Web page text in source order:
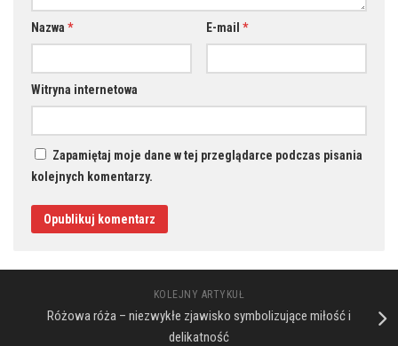
Nazwa * E-mail *
Witryna internetowa
Zapamiętaj moje dane w tej przeglądarce podczas pisania
kolejnych komentarzy.
KOLEJNY ARTYKUŁ
Różowa róża – niezwykłe zjawisko symbolizujące miłość i
delikatność